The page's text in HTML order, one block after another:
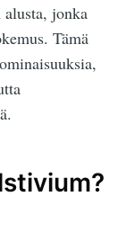
jonka
Tämä